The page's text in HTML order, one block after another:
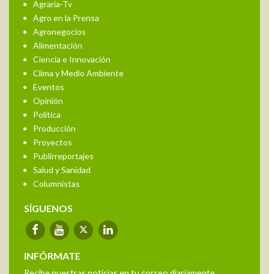
Agraria-Tv
Agro en la Prensa
Agronegocios
Alimentación
Ciencia e Innovación
Clima y Medio Ambiente
Eventos
Opinión
Política
Producción
Proyectos
Publirreportajes
Salud y Sanidad
Columnistas
SÍGUENOS
INFÓRMATE